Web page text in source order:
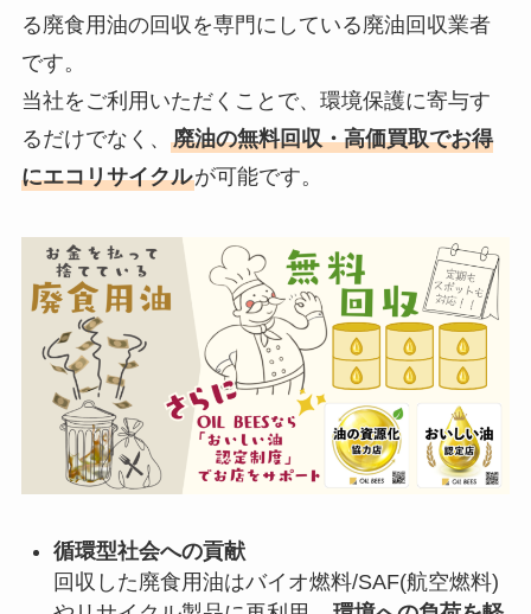
る廃食用油の回収を専門にしている廃油回収業者
です。
当社をご利用いただくことで、環境保護に寄与す
るだけでなく、 廃油の無料回収・高価買取でお得
にエコリサイクルが可能です。
循環型社会への貢献
回収した廃食用油はバイオ燃料/SAF(航空燃料)